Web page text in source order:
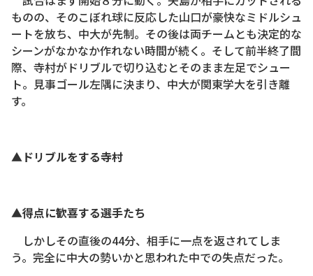
ものの、そのこぼれ球に反応した山口が豪快なミドルシュ
ートを放ち、中大が先制。その後は両チームとも決定的な
シーンがなかなか作れない時間が続く。そして前半終了間
際、寺村がドリブルで切り込むとそのまま左足でシュー
ト。見事ゴール左隅に決まり、中大が関東学大を引き離
す。
▲ドリブルをする寺村
▲得点に歓喜する選手たち
しかしその直後の44分、相手に一点を返されてしま
う。完全に中大の勢いかと思われた中での失点だった。